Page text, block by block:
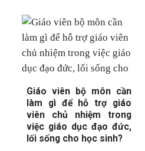
Giáo viên bộ môn cần
làm gì để hỗ trợ giáo
viên chủ nhiệm trong
việc giáo dục đạo đức,
lối sống cho học sinh?